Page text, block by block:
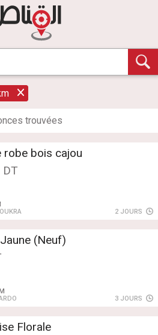
s trouvées
robe bois cajou
2 JOURS
(Neuf)
3 JOURS
Florale